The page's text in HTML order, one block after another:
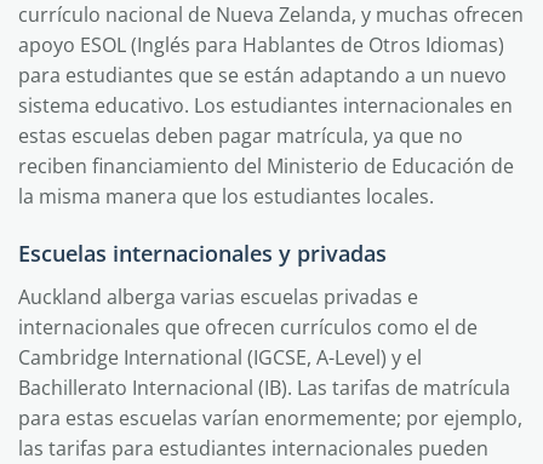
currículo nacional de Nueva Zelanda, y muchas ofrecen
apoyo ESOL (Inglés para Hablantes de Otros Idiomas)
para estudiantes que se están adaptando a un nuevo
sistema educativo. Los estudiantes internacionales en
estas escuelas deben pagar matrícula, ya que no
reciben financiamiento del Ministerio de Educación de
la misma manera que los estudiantes locales.
Escuelas internacionales y privadas
Auckland alberga varias escuelas privadas e
internacionales que ofrecen currículos como el de
Cambridge International (IGCSE, A-Level) y el
Bachillerato Internacional (IB). Las tarifas de matrícula
para estas escuelas varían enormemente; por ejemplo,
las tarifas para estudiantes internacionales pueden